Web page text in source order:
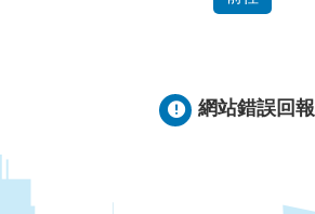
網站錯誤回報